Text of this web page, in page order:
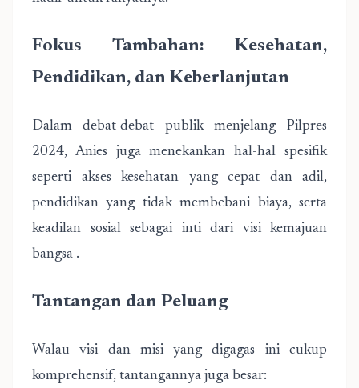
Fokus Tambahan: Kesehatan,
Pendidikan, dan Keberlanjutan
Dalam debat-debat publik menjelang Pilpres
2024, Anies juga menekankan hal-hal spesifik
seperti akses kesehatan yang cepat dan adil,
pendidikan yang tidak membebani biaya, serta
keadilan sosial sebagai inti dari visi kemajuan
bangsa .
Tantangan dan Peluang
Walau visi dan misi yang digagas ini cukup
komprehensif, tantangannya juga besar: